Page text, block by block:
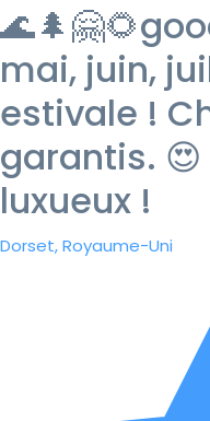
mai, juin,
estivale !
garantis.
luxueux !
Dorset, Royaume-Uni